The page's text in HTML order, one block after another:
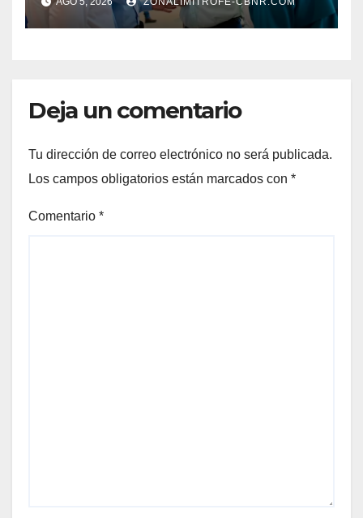
Deja un comentario
Tu dirección de correo electrónico no será publicada.
Los campos obligatorios están marcados con *
Comentario *